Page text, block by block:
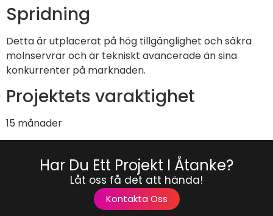
Spridning
Detta är utplacerat på hög tillgänglighet och säkra
molnservrar och är tekniskt avancerade än sina
konkurrenter på marknaden.
Projektets varaktighet
15 månader
Har Du Ett Projekt I Åtanke?
Låt oss få det att hända!
Kontakta Oss